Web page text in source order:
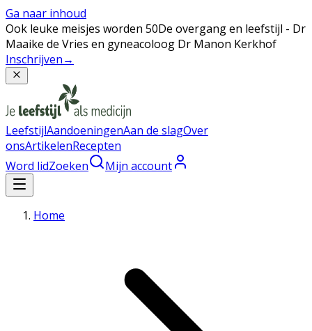
Ga naar inhoud
Ook leuke meisjes worden 50De overgang en leefstijl - Dr
Maaike de Vries en gyneacoloog Dr Manon Kerkhof
Inschrijven→
LeefstijlAandoeningenAan de slagOver
onsArtikelenRecepten
Word lidZoeken Mijn account
Home